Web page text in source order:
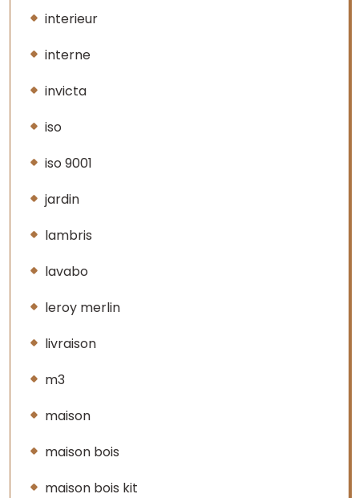
interieur
interne
invicta
iso
iso 9001
jardin
lambris
lavabo
leroy merlin
livraison
m3
maison
maison bois
maison bois kit